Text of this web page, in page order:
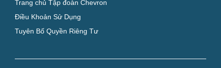
Trang chủ Tập đoàn Chevron
Điều Khoản Sử Dụng
Tuyên Bố Quyền Riêng Tư